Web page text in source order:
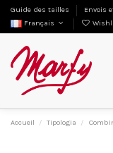
Guide des tailles Envois
Français
Accueil Tipologia